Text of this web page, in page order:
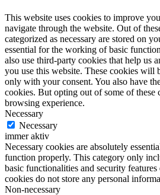
This website uses cookies to improve
navigate through the website. Out of
categorized as necessary are stored on
essential for the working of basic
also use third-party cookies that help us
you use this website. These cookies will
only with your consent. You also have
cookies. But opting out of some of these
browsing experience.
Necessary
Necessary
immer aktiv
Necessary cookies are absolutely
function properly. This category only
basic functionalities and security
cookies do not store any personal
Non-necessary